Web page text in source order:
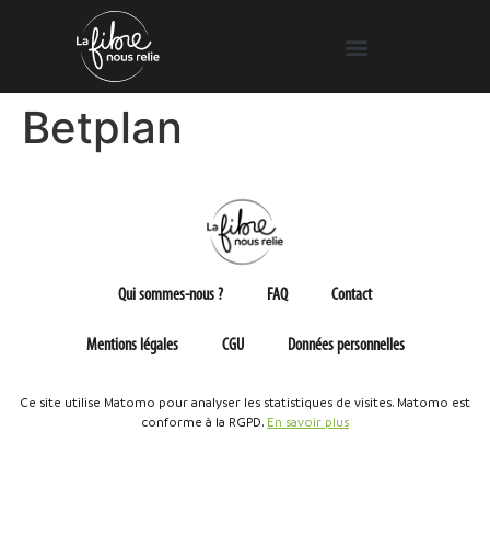
Betplan
Qui sommes-nous ? FAQ Contact
Mentions légales CGU Données personnelles
Ce site utilise Matomo pour analyser les statistiques de visites. Matomo est
conforme à la RGPD. En savoir plus